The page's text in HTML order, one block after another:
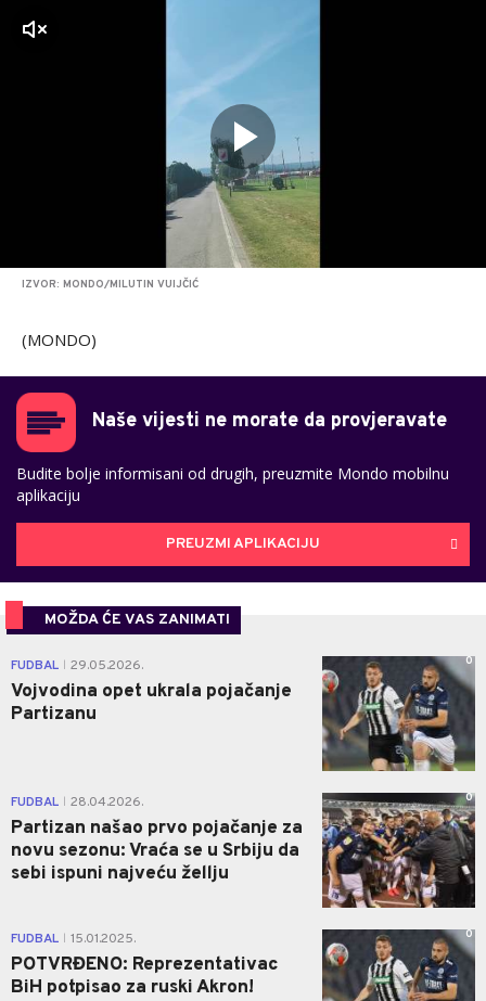
IZVOR: MONDO/MILUTIN VUIJČIĆ
(MONDO)
Naše vijesti ne morate da provjeravate
Budite bolje informisani od drugih, preuzmite Mondo mobilnu
aplikaciju
PREUZMI APLIKACIJU
MOŽDA ĆE VAS ZANIMATI
FUDBAL 29.05.2026.
Vojvodina opet ukrala pojačanje
Partizanu
0
FUDBAL 28.04.2026.
Partizan našao prvo pojačanje za
novu sezonu: Vraća se u Srbiju da
sebi ispuni najveću žellju
0
FUDBAL 15.01.2025.
POTVRĐENO: Reprezentativac
BiH potpisao za ruski Akron!
0